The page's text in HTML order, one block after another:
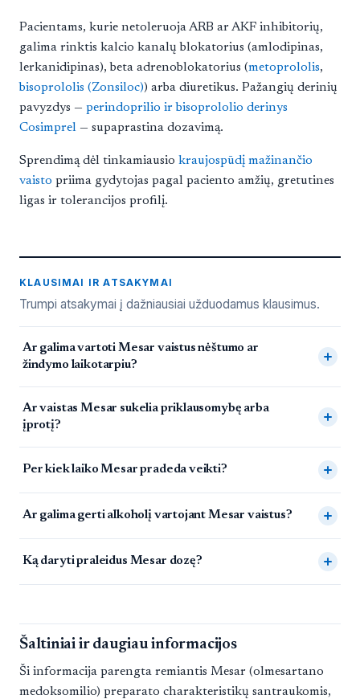
Pacientams, kurie netoleruoja ARB ar AKF inhibitorių,
galima rinktis kalcio kanalų blokatorius (amlodipinas,
lerkanidipinas), beta adrenoblokatorius (metoprololis,
bisoprololis (Zonsiloc)) arba diuretikus. Pažangių derinių
pavyzdys — perindoprilio ir bisoprololio derinys
Cosimprel — supaprastina dozavimą.
Sprendimą dėl tinkamiausio kraujospūdį mažinančio
vaisto priima gydytojas pagal paciento amžių, gretutines
ligas ir tolerancijos profilį.
KLAUSIMAI IR ATSAKYMAI
Trumpi atsakymai į dažniausiai užduodamus klausimus.
Ar galima vartoti Mesar vaistus nėštumo ar
žindymo laikotarpiu?
Ar vaistas Mesar sukelia priklausomybę arba
įprotį?
Per kiek laiko Mesar pradeda veikti?
Ar galima gerti alkoholį vartojant Mesar vaistus?
Ką daryti praleidus Mesar dozę?
Šaltiniai ir daugiau informacijos
Ši informacija parengta remiantis Mesar (olmesartano
medoksomilio) preparato charakteristikų santraukomis,